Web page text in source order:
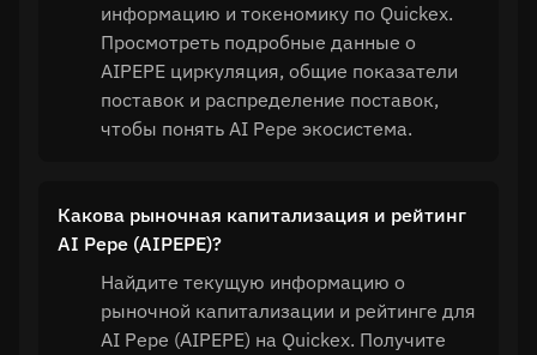
информацию и токеномику по Quickex.
Просмотреть подробные данные о
AIPEPE циркуляция, общие показатели
поставок и распределение поставок,
чтобы понять AI Pepe экосистема.
Какова рыночная капитализация и рейтинг
AI Pepe (AIPEPE)?
Найдите текущую информацию о
рыночной капитализации и рейтинге для
AI Pepe (AIPEPE) на Quickex. Получите